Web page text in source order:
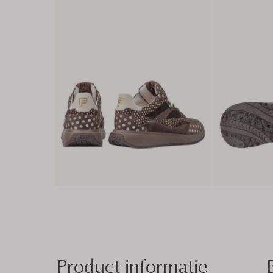
Product informatie